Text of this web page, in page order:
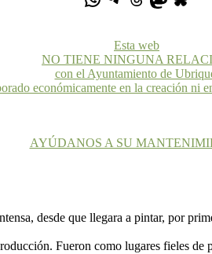
Esta web
NO TIENE NINGUNA
con el Ayuntamiento de
económicamente en la creación ni
AYÚDANOS A SU
desde que llegara a pintar, por
Fueron como lugares fieles